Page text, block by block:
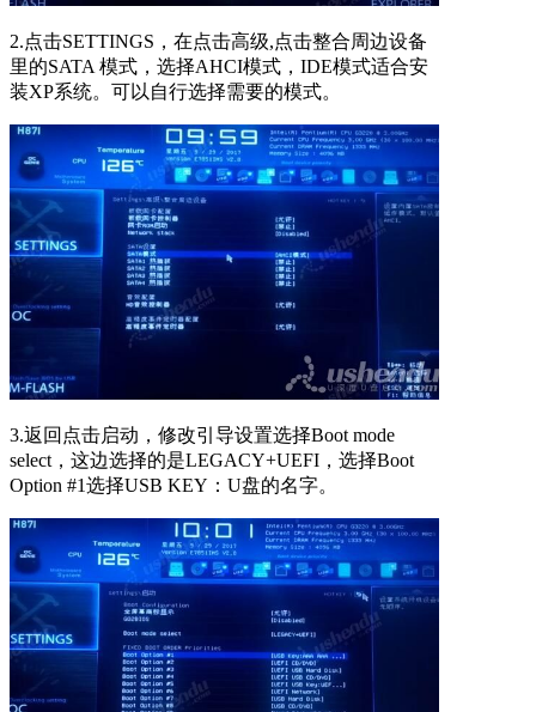
2.点击SETTINGS，在点击高级,点击整合周边设备
里的SATA 模式，选择AHCI模式，IDE模式适合安
装XP系统。可以自行选择需要的模式。
3.返回点击启动，修改引导设置选择Boot mode
select，这边选择的是LEGACY+UEFI，选择Boot
Option #1选择USB KEY：U盘的名字。